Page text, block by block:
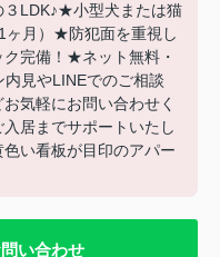
３LDK♪★小型犬または猫
ヶ月）★防犯面を重視し
完備！★ネット無料・
見やLINEでのご相談
気軽にお問い合わせく
居までサポートいたし
い看板が目印のアパー
い合わせ